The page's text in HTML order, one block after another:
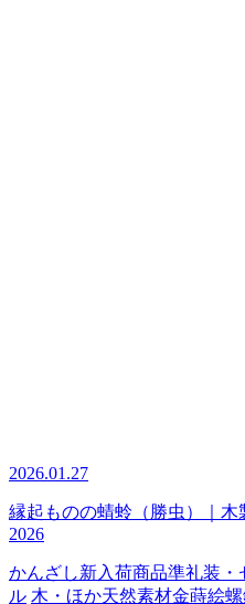
2026.01.27
縁起ものの蜻蛉（勝虫）｜
2026
かんざし新入荷商品準礼装・
ル 木・ほか天然素材金蒔絵螺